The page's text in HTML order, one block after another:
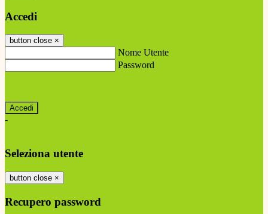
Accedi
button close ×
Nome Utente
Password
-
Seleziona utente
button close ×
Recupero password